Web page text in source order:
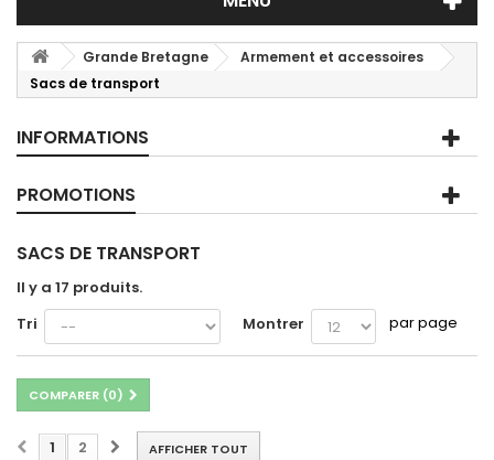
Grande Bretagne
Armement et accessoires
Sacs de transport
INFORMATIONS
PROMOTIONS
SACS DE TRANSPORT
Il y a 17 produits.
Tri
Montrer par page
COMPARER (0)
AFFICHER TOUT
1 2